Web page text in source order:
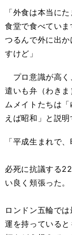
「外食は本当に
食堂で食べていま
つるんで外に出
すけど」
プロ意識が高く
遣いも弁（わき
ムメイトたちは
えば昭和」と説明
「平成生まれで
必死に抗議する
い良く頬張った。
ロンドン五輪で
運を持っている